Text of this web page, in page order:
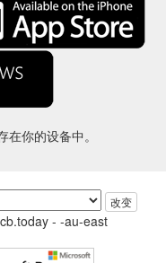
你的设备中。
改变
- -au-east